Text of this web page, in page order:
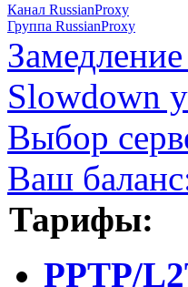
Канал RussianProxy
Группа RussianProxy
Slowdown
Выбор
Ваш
Тарифы:
PPTP/